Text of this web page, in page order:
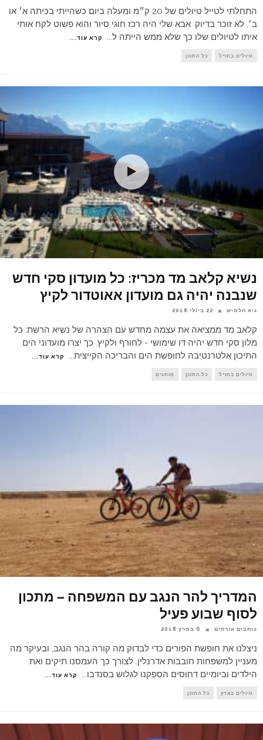
התחלתי לטייל טיולים של 20 ק״מ ומעלה ביום כשהייתי בכיתה א׳ או
ב׳. לא זוכר בדיוק. אבא שלי היה רכז חוגי סיור והוא פשוט לקח אותי
איתו לטיולים שלו כך שלא ממש הייתה ל... קרא עוד...
טיולים בחו"ל כל התוכן
נשיא קלאב מד מכריז: כל מועדון סקי חדש
שנבנה יהיה גם מועדון אאוטדור לקיץ
גיא חלמיש 22 ביולי 2018
קלאב מד ממציאה את עצמה מחדש עם הצהרה של נשיא הרשת: כל
מלון סקי חדש יהיה דו שימושי - לחורף ולקיץ. כך יצרו מועדוני הים
התיכון אלטרנטיבה לחופשת הים והבריכה הקייצית... קרא עוד...
טיולים בחו"ל כל התוכן מותגים
המדריך להר הנגב עם המשפחה – מתכון
לסוף שבוע פעיל
כותבים אורחים 6 במרץ 2018
ניצלנו את חופשת הפורים כדי לבדוק מה קורה בהר הנגב, ובעיקר מה
מעניין למשפחות חובבות אדרנלין. לצורך כך העמסנו תיקים ואת
הילדים וביומיים דחוסים הספקנו לגלוש בסנדבו... קרא עוד...
טיולים בארץ כל התוכן